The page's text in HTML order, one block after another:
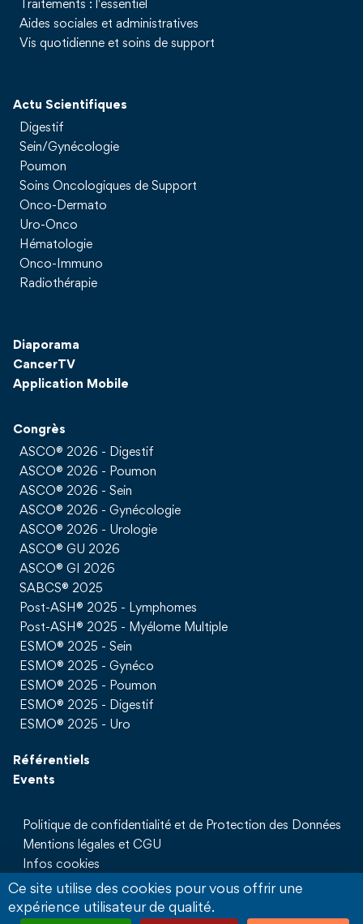
Traitements : l'essentiel
Aides sociales et administratives
Vis quotidienne et soins de support
Actu Scientifiques
Digestif
Sein/Gynécologie
Poumon
Soins Oncologiques de Support
Onco-Dermato
Uro-Onco
Hématologie
Onco-Immuno
Radiothérapie
Diaporama
CancerTV
Application Mobile
Congrès
ASCO® 2026 - Digestif
ASCO® 2026 - Poumon
ASCO® 2026 - Sein
ASCO® 2026 - Gynécologie
ASCO® 2026 - Urologie
ASCO® GU 2026
ASCO® GI 2026
SABCS® 2025
Post-ASH® 2025 - Lymphomes
Post-ASH® 2025 - Myélome Multiple
ESMO® 2025 - Sein
ESMO® 2025 - Gynéco
ESMO® 2025 - Poumon
ESMO® 2025 - Digestif
ESMO® 2025 - Uro
Référentiels
Events
Politique de confidentialité et de Protection des Données
Mentions légales et CGU
Infos cookies
Qui sommes nous
Partenaires
Ce site utilise des cookies pour vous offrir une
expérience utilisateur de qualité.